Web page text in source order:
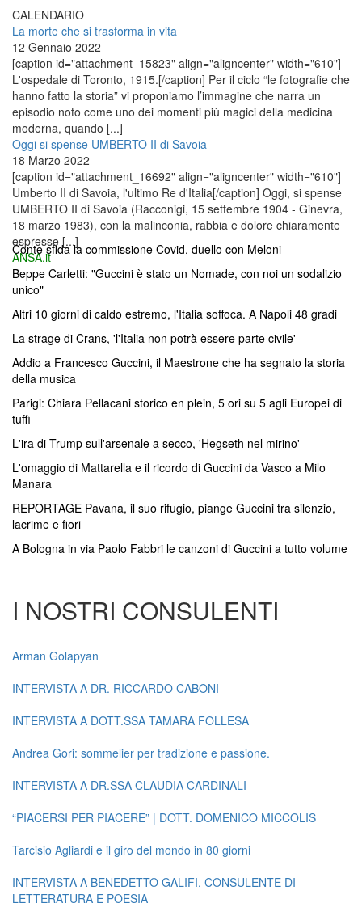
CALENDARIO
La morte che si trasforma in vita
12 Gennaio 2022
[caption id="attachment_15823" align="aligncenter" width="610"]
L'ospedale di Toronto, 1915.[/caption] Per il ciclo “le fotografie che
hanno fatto la storia” vi proponiamo l’immagine che narra un
episodio noto come uno dei momenti più magici della medicina
moderna, quando [...]
Oggi si spense UMBERTO II di Savoia
18 Marzo 2022
[caption id="attachment_16692" align="aligncenter" width="610"]
Umberto II di Savoia, l'ultimo Re d'Italia[/caption] Oggi, si spense
UMBERTO II di Savoia (Racconigi, 15 settembre 1904 - Ginevra,
18 marzo 1983), con la malinconia, rabbia e dolore chiaramente
espresse [...]
ANSA.it
Conte sfida la commissione Covid, duello con Meloni
Beppe Carletti: "Guccini è stato un Nomade, con noi un sodalizio
unico"
Altri 10 giorni di caldo estremo, l'Italia soffoca. A Napoli 48 gradi
La strage di Crans, 'l'Italia non potrà essere parte civile'
Addio a Francesco Guccini, il Maestrone che ha segnato la storia
della musica
Parigi: Chiara Pellacani storico en plein, 5 ori su 5 agli Europei di
tuffi
L'ira di Trump sull'arsenale a secco, 'Hegseth nel mirino'
L'omaggio di Mattarella e il ricordo di Guccini da Vasco a Milo
Manara
REPORTAGE Pavana, il suo rifugio, piange Guccini tra silenzio,
lacrime e fiori
A Bologna in via Paolo Fabbri le canzoni di Guccini a tutto volume
I NOSTRI CONSULENTI
Arman Golapyan
INTERVISTA A DR. RICCARDO CABONI
INTERVISTA A DOTT.SSA TAMARA FOLLESA
Andrea Gori: sommelier per tradizione e passione.
INTERVISTA A DR.SSA CLAUDIA CARDINALI
“PIACERSI PER PIACERE” | DOTT. DOMENICO MICCOLIS
Tarcisio Agliardi e il giro del mondo in 80 giorni
INTERVISTA A BENEDETTO GALIFI, CONSULENTE DI
LETTERATURA E POESIA